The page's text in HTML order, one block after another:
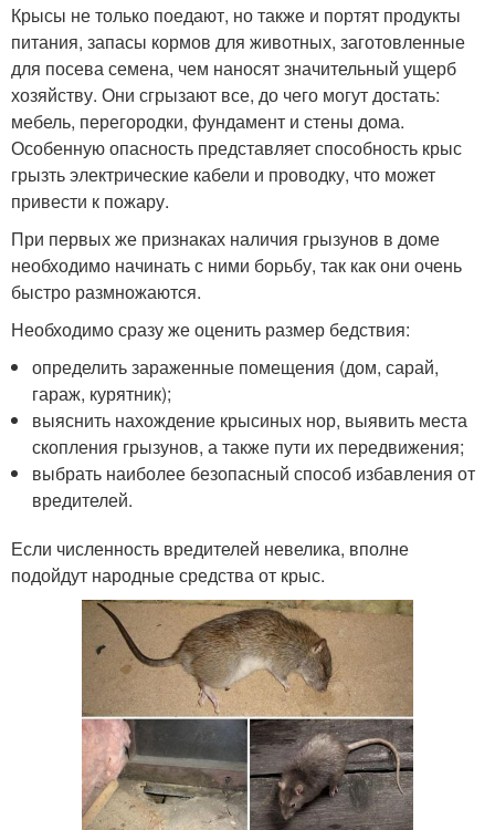
Крысы не только поедают, но также и портят продукты
питания, запасы кормов для животных, заготовленные
для посева семена, чем наносят значительный ущерб
хозяйству. Они сгрызают все, до чего могут достать:
мебель, перегородки, фундамент и стены дома.
Особенную опасность представляет способность крыс
грызть электрические кабели и проводку, что может
привести к пожару.
При первых же признаках наличия грызунов в доме
необходимо начинать с ними борьбу, так как они очень
быстро размножаются.
Необходимо сразу же оценить размер бедствия:
определить зараженные помещения (дом, сарай,
гараж, курятник);
выяснить нахождение крысиных нор, выявить места
скопления грызунов, а также пути их передвижения;
выбрать наиболее безопасный способ избавления от
вредителей.
Если численность вредителей невелика, вполне
подойдут народные средства от крыс.